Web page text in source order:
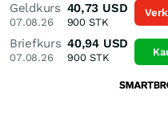
Geldkurs
07.08.26
40,73 USD
900 STK
Briefkurs
07.08.26
40,94 USD
900STK